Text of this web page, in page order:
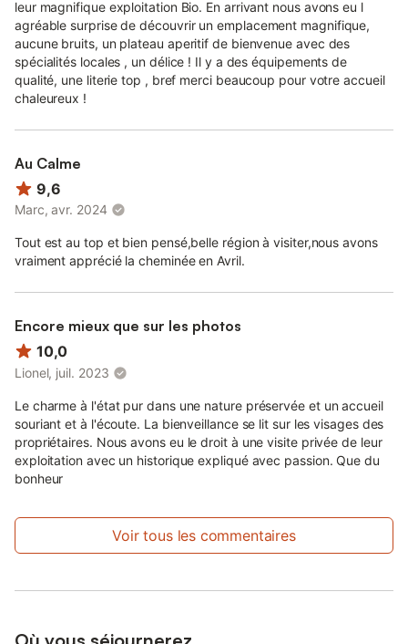
leur magnifique exploitation Bio. En arrivant nous avons eu l
agréable surprise de découvrir un emplacement magnifique,
aucune bruits, un plateau aperitif de bienvenue avec des
spécialités locales , un délice ! Il y a des équipements de
qualité, une literie top , bref merci beaucoup pour votre accueil
chaleureux !
Au Calme
9,6
Marc, avr. 2024
Tout est au top et bien pensé,belle région à visiter,nous avons
vraiment apprécié la cheminée en Avril.
Encore mieux que sur les photos
10,0
Lionel, juil. 2023
Le charme à l'état pur dans une nature préservée et un accueil
souriant et à l'écoute. La bienveillance se lit sur les visages des
propriétaires. Nous avons eu le droit à une visite privée de leur
exploitation avec un historique expliqué avec passion. Que du
bonheur
Voir tous les commentaires